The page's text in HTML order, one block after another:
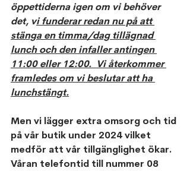
öppettiderna igen om vi behöver
det, vi funderar redan nu på att
stänga en timma/dag tillägnad
lunch och den infaller antingen
11:00 eller 12:00.  Vi återkommer
framledes om vi beslutar att ha
lunchstängt.
Men vi lägger extra omsorg och tid
på vår butik under 2024 vilket
medför att vår tillgänglighet ökar.
Våran telefontid till nummer 08